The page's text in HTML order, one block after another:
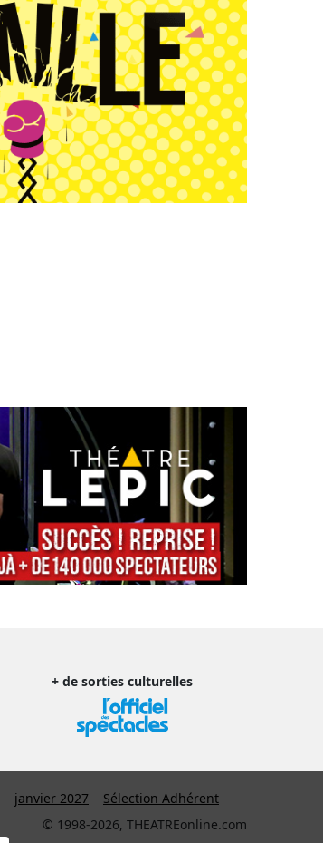
+ de sorties culturelles
janvier 2027
Sélection Adhérent
© 1998-2026, THEATREonline.com